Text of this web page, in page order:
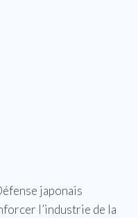
japonais
l’industrie de la